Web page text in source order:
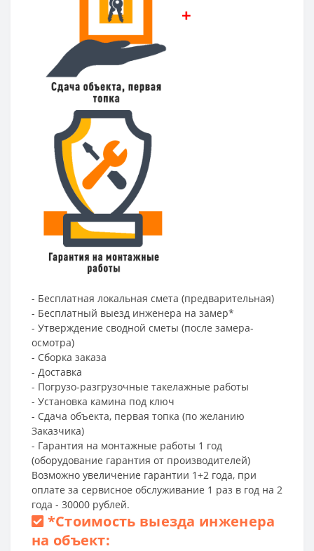
+
- Бесплатная локальная смета (предварительная)
- Бесплатный выезд инженера на замер*
- Утверждение сводной сметы (после замера-
осмотра)
- Сборка заказа
- Доставка
- Погрузо-разгрузочные такелажные работы
- Установка камина под ключ
- Сдача объекта, первая топка (по желанию
Заказчика)
- Гарантия на монтажные работы 1 год
(оборудование гарантия от производителей)
Возможно увеличение гарантии 1+2 года, при
оплате за сервисное обслуживание 1 раз в год на 2
года - 30000 рублей.
*Стоимость выезда инженера
на объект: